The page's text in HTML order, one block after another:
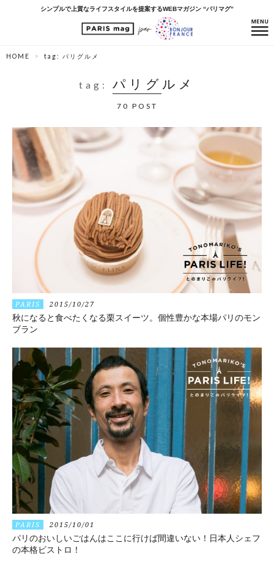
シンプルで上質なライフスタイルを提案するWEBマガジン “パリマグ”
HOME tag: パリグルメ
tag: パリグルメ
70 POST
PARIS 2015/10/27
秋になると食べたくなる栗スイーツ。個性豊かな本場パリのモン
ブラン
PARIS 2015/10/01
パリのおいしいごはんはここに行けば間違いない！日本人シェフ
の本格ビストロ！